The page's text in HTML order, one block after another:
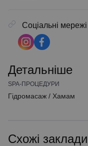
Соціальні мережі
Детальніше
SPA-ПРОЦЕДУРИ
Гідромасаж / Хамам
Схожі заклади